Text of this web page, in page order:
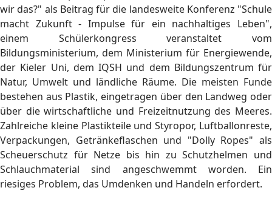
wir das?" als Beitrag für die landesweite Konferenz "Schule
macht Zukunft - Impulse für ein nachhaltiges Leben",
einem Schülerkongress veranstaltet vom
Bildungsministerium, dem Ministerium für Energiewende,
der Kieler Uni, dem IQSH und dem Bildungszentrum für
Natur, Umwelt und ländliche Räume. Die meisten Funde
bestehen aus Plastik, eingetragen über den Landweg oder
über die wirtschaftliche und Freizeitnutzung des Meeres.
Zahlreiche kleine Plastikteile und Styropor, Luftballonreste,
Verpackungen, Getränkeflaschen und "Dolly Ropes" als
Scheuerschutz für Netze bis hin zu Schutzhelmen und
Schlauchmaterial sind angeschwemmt worden. Ein
riesiges Problem, das Umdenken und Handeln erfordert.